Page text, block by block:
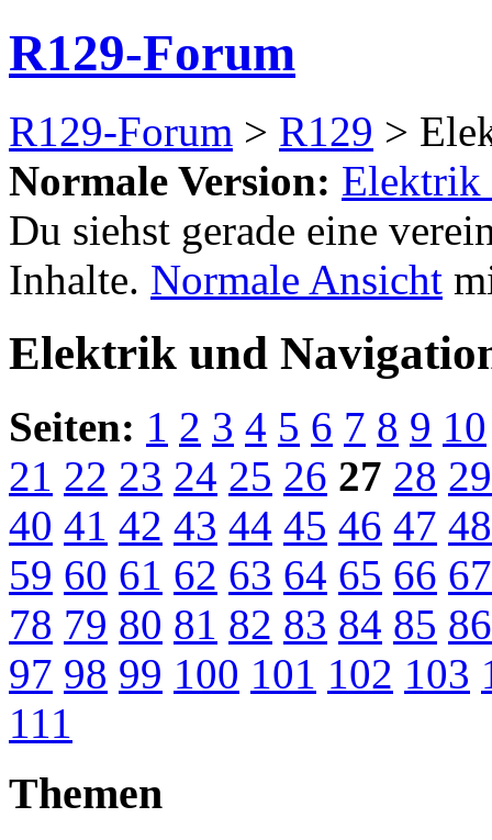
R129-Forum
R129-Forum > R129 >
Normale Version: Elektrik
Du siehst gerade eine
Inhalte. Normale Ansicht
Elektrik und
Seiten: 1 2 3 4 5 6 7 8 9 10
21 22 23 24 25 26 27 28 29
40 41 42 43 44 45 46 47 48
59 60 61 62 63 64 65 66 67
78 79 80 81 82 83 84 85 86
97 98 99 100 101 102 103
111
Themen